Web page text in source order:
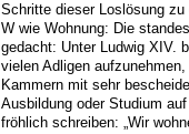
Schritte dieser Loslösung zu
W wie Wohnung: Die
gedacht: Unter Ludwig XIV.
vielen Adligen
Kammern mit sehr
Ausbildung oder Studium
fröhlich schreiben: „Wir